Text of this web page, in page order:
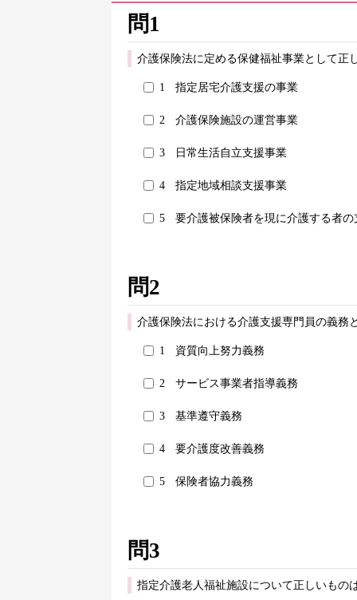
問1
介護保険法に定める保健福祉事業として正
1 指定居宅介護支援の事業
2 介護保険施設の運営事業
3 日常生活自立支援事業
4 指定地域相談支援事業
5 要介護被保険者を現に介護する者
問2
介護保険法における介護支援専門員の義務
1 資質向上努力義務
2 サービス事業者指導義務
3 基準遵守義務
4 要介護度改善義務
5 保険者協力義務
問3
指定介護老人福祉施設について正しいもの